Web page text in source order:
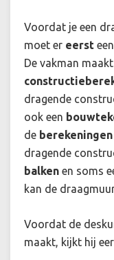
Voordat je een
moet er eerst een
De vakman
dragende
ook een
de berekeningen
dragende
balken en soms
kan de
Voordat de
maakt, kijkt hij